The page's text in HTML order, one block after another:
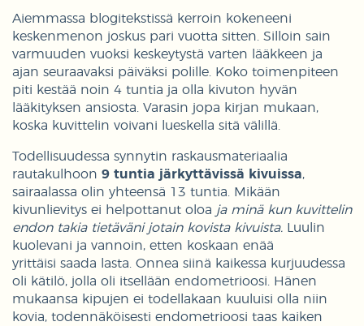
Aiemmassa blogitekstissä kerroin kokeneeni
keskenmenon joskus pari vuotta sitten. Silloin sain
varmuuden vuoksi keskeytystä varten lääkkeen ja
ajan seuraavaksi päiväksi polille. Koko toimenpiteen
piti kestää noin 4 tuntia ja olla kivuton hyvän
lääkityksen ansiosta. Varasin jopa kirjan mukaan,
koska kuvittelin voivani lueskella sitä välillä.
Todellisuudessa synnytin raskausmateriaalia
rautakulhoon 9 tuntia järkyttävissä kivuissa,
sairaalassa olin yhteensä 13 tuntia. Mikään
kivunlievitys ei helpottanut oloa ja minä kun kuvittelin
endon takia tietäväni jotain kovista kivuista. Luulin
kuolevani ja vannoin, etten koskaan enää
yrittäisi saada lasta. Onnea siinä kaikessa kurjuudessa
oli kätilö, jolla oli itsellään endometrioosi. Hänen
mukaansa kipujen ei todellakaan kuuluisi olla niin
kovia, todennäköisesti endometrioosi taas kaiken